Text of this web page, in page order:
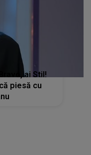
ai Stil!
piesă cu